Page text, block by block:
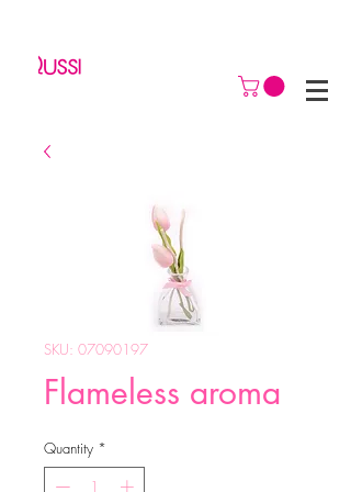
SKU: 07090197
Flameless aroma
Quantity *